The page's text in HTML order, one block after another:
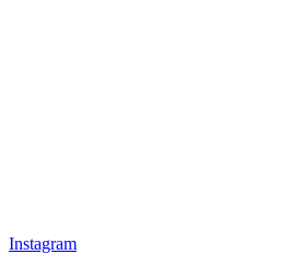
Instagram